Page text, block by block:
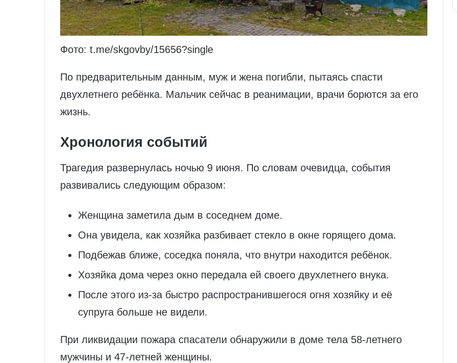
Фото: t.me/skgovby/15656?single
По предварительным данным, муж и жена погибли, пытаясь спасти
двухлетнего ребёнка. Мальчик сейчас в реанимации, врачи борются за его
жизнь.
Хронология событий
Трагедия развернулась ночью 9 июня. По словам очевидца, события
развивались следующим образом:
Женщина заметила дым в соседнем доме.
Она увидела, как хозяйка разбивает стекло в окне горящего дома.
Подбежав ближе, соседка поняла, что внутри находится ребёнок.
Хозяйка дома через окно передала ей своего двухлетнего внука.
После этого из‑за быстро распространившегося огня хозяйку и её
супруга больше не видели.
При ликвидации пожара спасатели обнаружили в доме тела 58‑летнего
мужчины и 47‑летней женщины.